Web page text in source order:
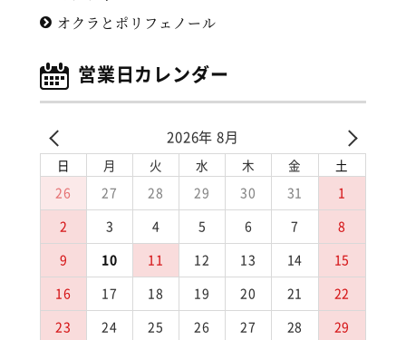
オクラとポリフェノール
営業日カレンダー
2026年 8月
日 月 火 水 木 金
土
26
27 28 29 30 31
1
2
3 4 5 6 7
8
9
10 11 12 13 14
15
16
17 18 19 20 21
22
23
24 25 26 27 28
29